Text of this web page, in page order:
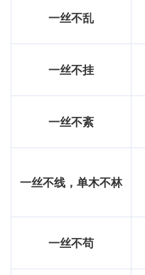
一丝不乱
一丝不挂
一丝不紊
一丝不线，单木不林
一丝不苟